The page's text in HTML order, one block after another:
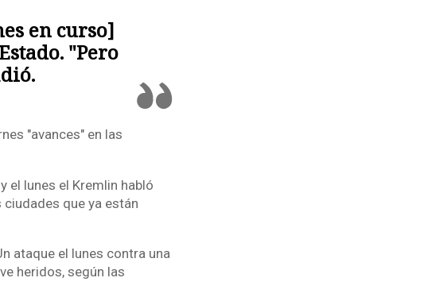
en curso]
"Pero
"avances" en las
el lunes el Kremlin habló
que ya están
ataque el lunes contra una
heridos, según las